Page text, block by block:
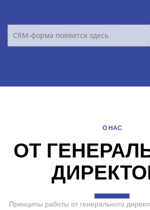
CRM-форма появится здесь
О НАС
ОТ
Принципы работы от генерального